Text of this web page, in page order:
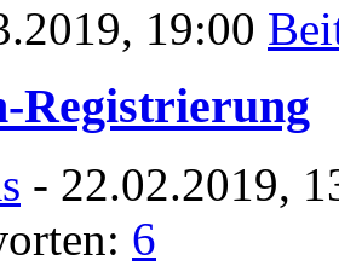
19:00
Registrierung
- 22.02.2019,
6